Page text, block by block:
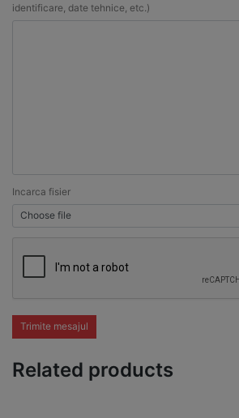
identificare, date tehnice, etc.)
Incarca fisier
Choose file
Trimite mesajul
Related products